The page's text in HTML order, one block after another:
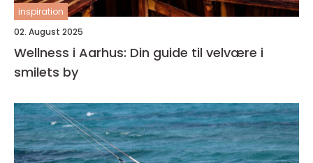
inspiration
02. August 2025
Wellness i Aarhus: Din guide til velvære i
smilets by